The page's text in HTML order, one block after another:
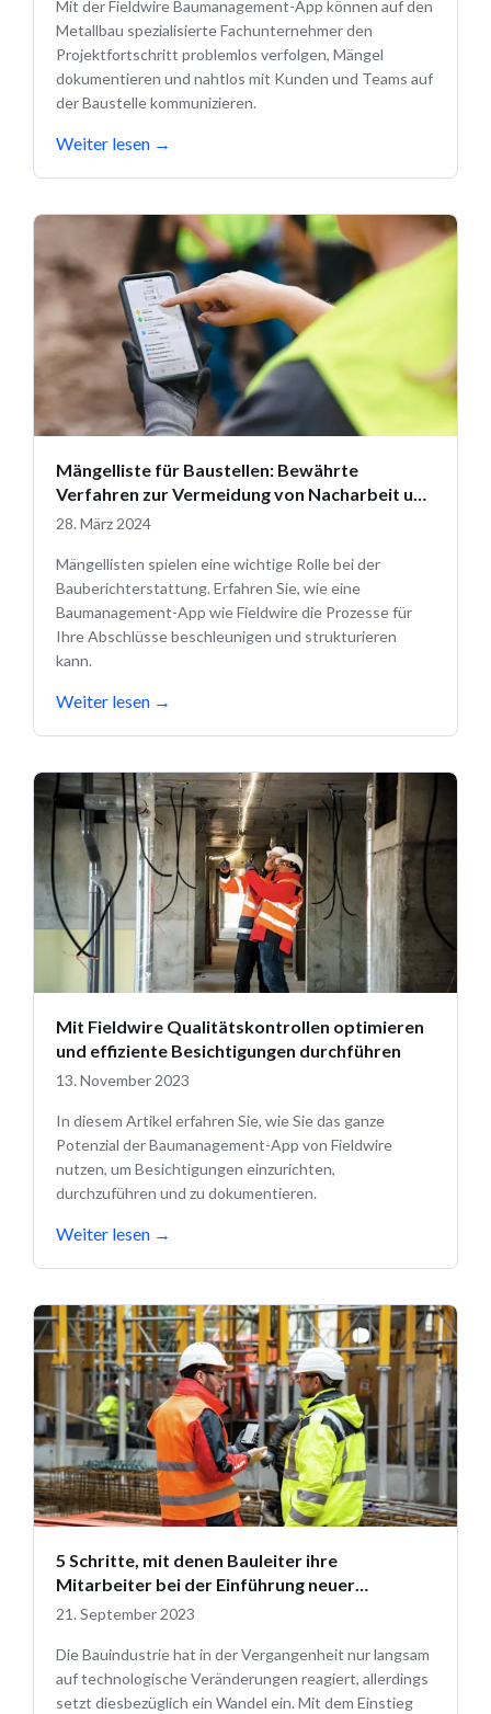
Mit der Fieldwire Baumanagement-App können auf den
Metallbau spezialisierte Fachunternehmer den
Projektfortschritt problemlos verfolgen, Mängel
dokumentieren und nahtlos mit Kunden und Teams auf
der Baustelle kommunizieren.
Weiter lesen →
Mängelliste für Baustellen: Bewährte
Verfahren zur Vermeidung von Nacharbeit und
zur termingerechten Lieferung von
28. März 2024
Mängellisten spielen eine wichtige Rolle bei der
Bauberichterstattung. Erfahren Sie, wie eine
Baumanagement-App wie Fieldwire die Prozesse für
Ihre Abschlüsse beschleunigen und strukturieren
kann.
Weiter lesen →
Mit Fieldwire Qualitätskontrollen optimieren
und effiziente Besichtigungen durchführen
13. November 2023
In diesem Artikel erfahren Sie, wie Sie das ganze
Potenzial der Baumanagement-App von Fieldwire
nutzen, um Besichtigungen einzurichten,
durchzuführen und zu dokumentieren.
Weiter lesen →
5 Schritte, mit denen Bauleiter ihre
Mitarbeiter bei der Einführung neuer
Technologien unterstützen können
21. September 2023
Die Bauindustrie hat in der Vergangenheit nur langsam
auf technologische Veränderungen reagiert, allerdings
setzt diesbezüglich ein Wandel ein. Mit dem Einstieg